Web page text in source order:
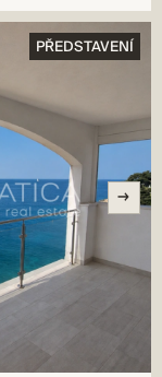
PŘEDSTAVENÍ